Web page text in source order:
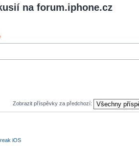
na forum.iphone.cz
Zobrazit příspěvky za předchozí:
iOS